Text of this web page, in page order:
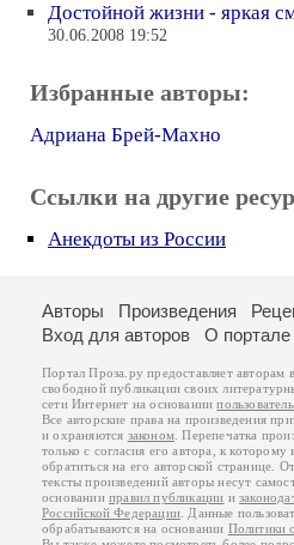
Достойной жизни - яркая
30.06.2008 19:52
Избранные авторы:
Адриана Брей-Махно
Ссылки на другие
Анекдоты из России
Авторы Произведения
Вход для авторов
О портале
Портал Проза.ру предоставляет авторам
свободной публикации своих
сети Интернет на основании
Все авторские права на произведения
и охраняются законом . Перепечатка
только с согласия его автора, к
обратиться на его авторской странице.
тексты произведений авторы несут
основанииправил публикации и
Российской Федерации . Данные
обрабатываются на основании Политики